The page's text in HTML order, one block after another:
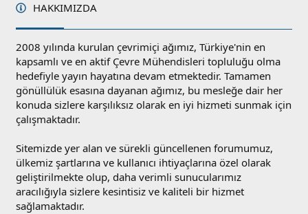
HAKKIMIZDA
2008 yılında kurulan çevrimiçi ağımız, Türkiye'nin en
kapsamlı ve en aktif Çevre Mühendisleri topluluğu olma
hedefiyle yayın hayatına devam etmektedir. Tamamen
gönüllülük esasına dayanan ağımız, bu mesleğe dair her
konuda sizlere karşılıksız olarak en iyi hizmeti sunmak için
çalışmaktadır.
Sitemizde yer alan ve sürekli güncellenen forumumuz,
ülkemiz şartlarına ve kullanıcı ihtiyaçlarına özel olarak
geliştirilmekte olup, daha verimli sunucularımız
aracılığıyla sizlere kesintisiz ve kaliteli bir hizmet
sağlamaktadır.